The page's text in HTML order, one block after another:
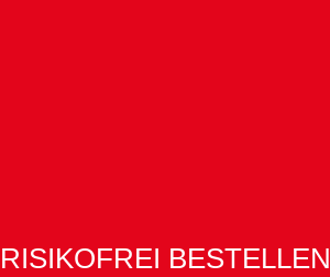
RISIKOFREI BESTELLEN